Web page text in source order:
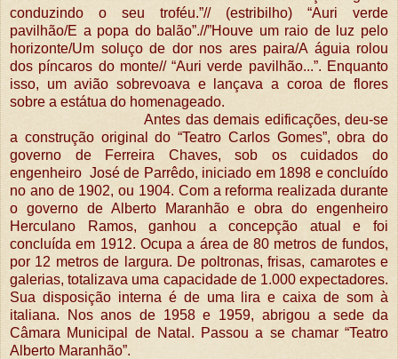
conduzindo o seu troféu.”// (estribilho) “Auri verde
pavilhão/E a popa do balão”.//”Houve um raio de luz pelo
horizonte/Um soluço de dor nos ares paira/A águia rolou
dos píncaros do monte// “Auri verde pavilhão...”. Enquanto
isso, um avião sobrevoava e lançava a coroa de flores
sobre a estátua do homenageado.
Antes das demais edificações, deu-se
a construção original do “Teatro Carlos Gomes”, obra do
governo de Ferreira Chaves, sob os cuidados do
engenheiro José de Parrêdo, iniciado em 1898 e concluído
no ano de 1902, ou 1904. Com a reforma realizada durante
o governo de Alberto Maranhão e obra do engenheiro
Herculano Ramos, ganhou a concepção atual e foi
concluída em 1912. Ocupa a área de 80 metros de fundos,
por 12 metros de largura. De poltronas, frisas, camarotes e
galerias, totalizava uma capacidade de 1.000 expectadores.
Sua disposição interna é de uma lira e caixa de som à
italiana. Nos anos de 1958 e 1959, abrigou a sede da
Câmara Municipal de Natal. Passou a se chamar “Teatro
Alberto Maranhão”.